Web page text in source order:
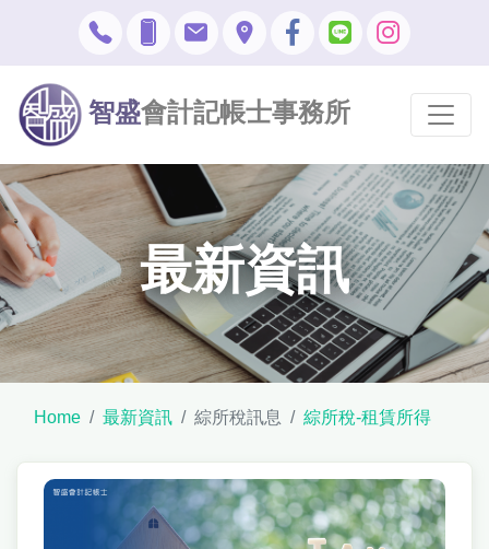
智盛會計記帳士事務所
最新資訊
Home 最新資訊 綜所稅訊息 綜所稅-租賃所得